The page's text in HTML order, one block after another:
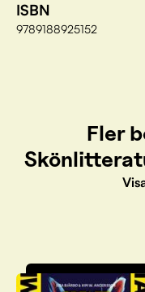
ISBN
9789188925152
Fler